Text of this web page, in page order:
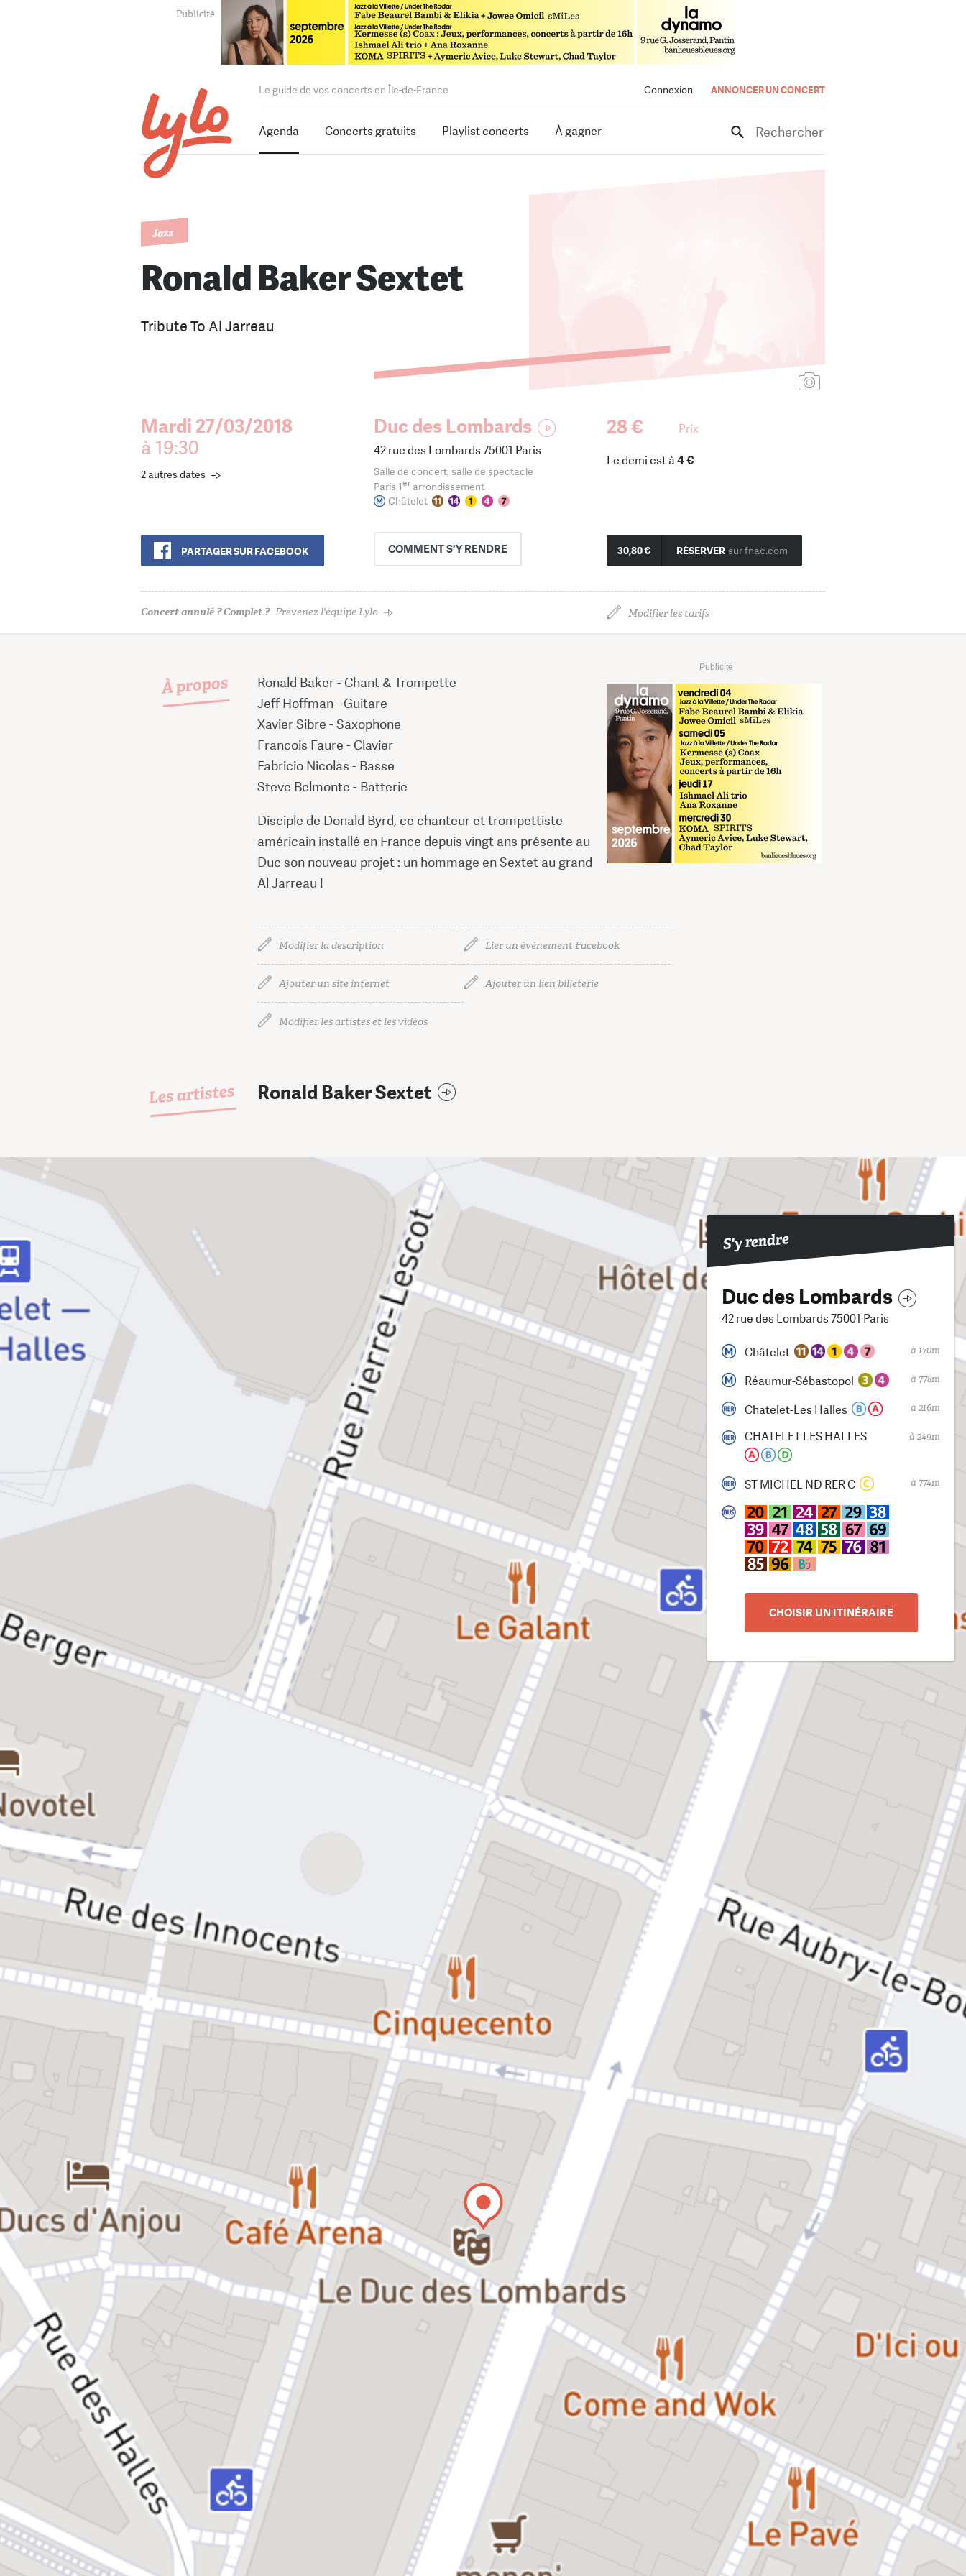
Connexion ANNONCER UN CONCERT
Le guide de vos concerts en Île-de-France
Agenda Concerts gratuits Playlist concerts À gagner Rechercher
Jazz
Ronald Baker Sextet
Tribute To Al Jarreau
Mardi 27/03/2018
à 19:30
2 autres dates
PARTAGER SUR FACEBOOK
Duc des Lombards
42 rue des Lombards 75001 Paris
Salle de concert, salle de spectacle
Paris 1erarrondissement
Châtelet
COMMENTS'Y RENDRE
28 € Prix
30,80 € RÉSERVER sur fnac.com
Le demi est à4 €
Concert annulé ? Complet ? Prévenez l'équipe Lylo Modifier les tarifs
À propos
Publicité
Ronald Baker - Chant & Trompette
Jeff Hoffman - Guitare
Xavier Sibre - Saxophone
Francois Faure - Clavier
Fabricio Nicolas - Basse
Steve Belmonte - Batterie
Disciple de Donald Byrd, ce chanteur et trompettiste
américain installé en France depuis vingt ans présente au
Duc son nouveau projet : un hommage en Sextet au grand
Al Jarreau !
Modifier la description Lier un événement Facebook
Ajouter un site internet Ajouter un lien billeterie
Modifier les artistes et les vidéos
Les artistes Ronald Baker Sextet
S'y rendre
Duc des Lombards
42 rue des Lombards 75001 Paris
Châtelet à 170m
Réaumur-Sébastopol à 778m
Chatelet-Les Halles à 216m
CHATELET LES HALLES à 249m
ST MICHEL ND RER C à 774m
CHOISIR UN ITINÉRAIRE